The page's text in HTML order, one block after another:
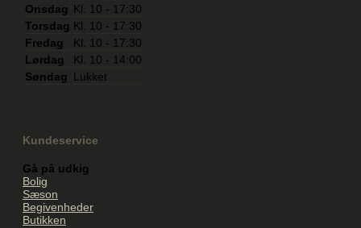
Onsdag Kl. 10 - 17:30
Torsdag Kl. 10 - 17:30
Fredag
Kl. 10 - 17:30
Lørdag
Kl. 10 - 14:00
Søndag
Lukket
Kundeservice
Gå på udkig
Bolig
Sæson
Begivenheder
Butikken